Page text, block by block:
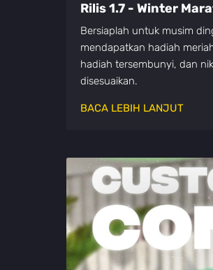
Rilis 1.7 - Winter
Bersiaplah untuk musim
mendapatkan hadiah
hadiah tersembunyi, dan
disesuaikan.
BACA LEBIH LANJUT